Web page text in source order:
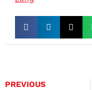
PREVIOUS